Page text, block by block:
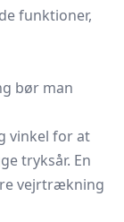
funktioner,
bør man
vinkel for at
tryksår. En
vejrtrækning